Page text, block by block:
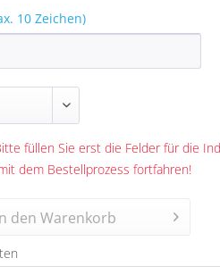
10 Zeichen)
füllen Sie erst die Felder für die
dem Bestellprozess fortfahren!
den Warenkorb